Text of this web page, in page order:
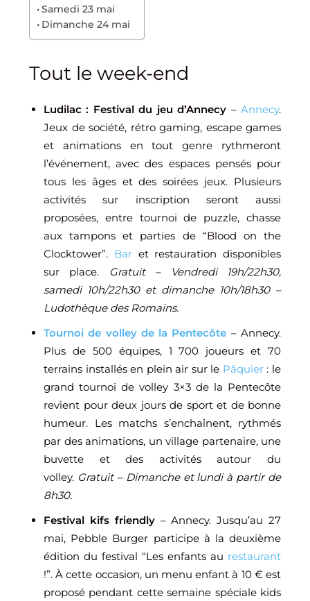
Samedi 23 mai
Dimanche 24 mai
Tout le week-end
Ludilac : Festival du jeu d’Annecy –Annecy.
Jeux de société, rétro gaming, escape games
et animations en tout genre rythmeront
l’événement, avec des espaces pensés pour
tous les âges et des soirées jeux. Plusieurs
activités sur inscription seront aussi
proposées, entre tournoi de puzzle, chasse
aux tampons et parties de “Blood on the
Clocktower”. Baret restauration disponibles
sur place. Gratuit – Vendredi 19h/22h30,
samedi 10h/22h30 et dimanche 10h/18h30 –
Ludothèque des Romains.
Tournoi de volley de la Pentecôte – Annecy.
Plus de 500 équipes, 1 700 joueurs et 70
terrains installés en plein air sur le Pâquier: le
grand tournoi de volley 3×3 de la Pentecôte
revient pour deux jours de sport et de bonne
humeur. Les matchs s’enchaînent, rythmés
par des animations, un village partenaire, une
buvette et des activités autour du
volley. Gratuit – Dimanche et lundi à partir de
8h30.
Festival kifs friendly– Annecy. Jusqu’au 27
mai, Pebble Burger participe à la deuxième
édition du festival “Les enfants au restaurant
!”. À cette occasion, un menu enfant à 10 € est
proposé pendant cette semaine spéciale kids